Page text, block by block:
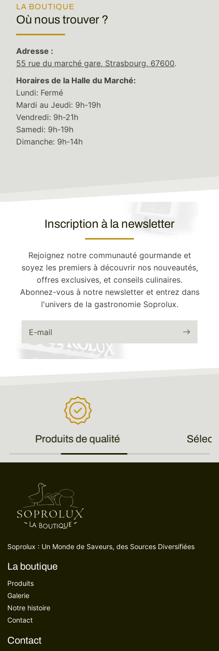
LA BOUTIQUE
Où nous trouver ?
Adresse :
55 rue du marché gare, Strasbourg, 67600.
Horaires de la Halle du Marché:
Lundi: Fermé
Mardi au Jeudi: 9h-19h
Vendredi: 9h-21h
Samedi: 9h-19h
Dimanche: 9h-14h
Inscription à la newsletter
Rejoignez notre communauté gourmande et
soyez les premiers à découvrir nos nouveautés,
offres exclusives, et conseils culinaires.
Abonnez-vous à notre newsletter et entrez dans
l'univers de la gastronomie Soprolux.
E-mail
Produits de qualité
Soprolux : Un Monde de Saveurs, des Sources Diversifiées
La boutique
Produits
Galerie
Notre histoire
Contact
Contact